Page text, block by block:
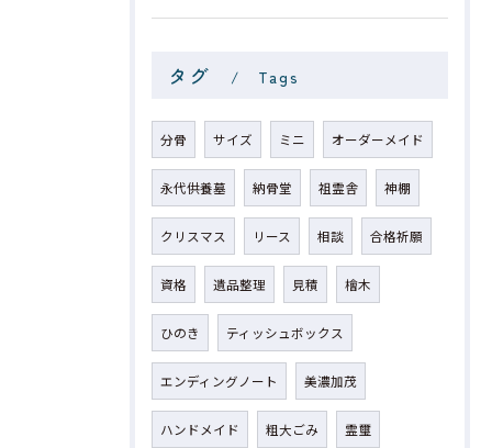
タグ Tags
分骨 サイズ ミニ オーダーメイド
永代供養墓 納骨堂 祖霊舎 神棚
クリスマス リース 相談 合格祈願
資格 遺品整理 見積 檜木
ひのき ティッシュボックス
エンディングノート 美濃加茂
ハンドメイド 粗大ごみ 霊璽